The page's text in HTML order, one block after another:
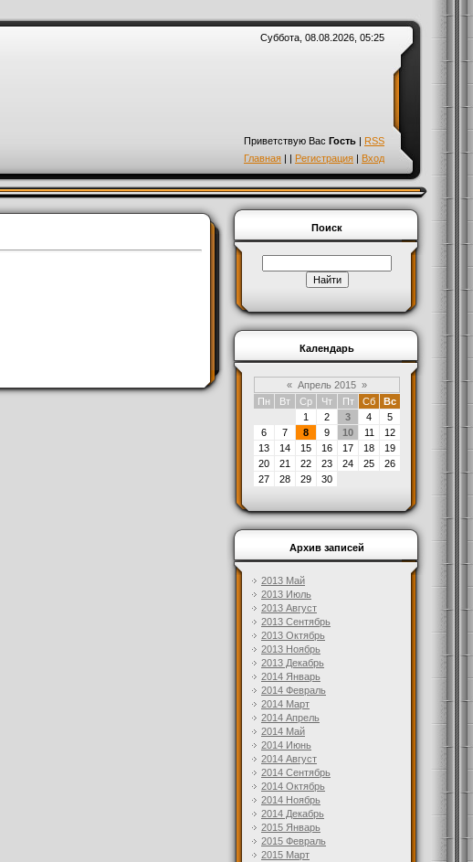
Суббота, 08.08.2026, 05:25
Приветствую Вас Гость | RSS
Главная | | Регистрация | Вход
Поиск
Календарь
« Апрель 2015 »
Пн
Вт Ср Чт Пт Сб
Вс
1
2 3 4
5
6
7 8 9 10 11
12
13
14 15 16 17 18
19
20
21 22 23 24 25
26
27
28 29 30
Архив записей
2013 Май
2013 Июль
2013 Август
2013 Сентябрь
2013 Октябрь
2013 Ноябрь
2013 Декабрь
2014 Январь
2014 Февраль
2014 Март
2014 Апрель
2014 Май
2014 Июнь
2014 Август
2014 Сентябрь
2014 Октябрь
2014 Ноябрь
2014 Декабрь
2015 Январь
2015 Февраль
2015 Март